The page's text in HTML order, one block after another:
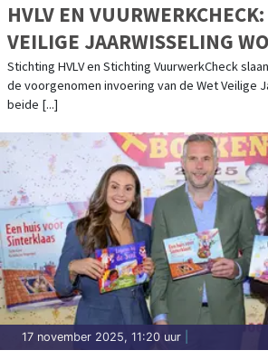
HVLV EN
VEILIGE JAARWISSELING
RECEPT VOOR CHAOS"
Stichting HVLV en Stichting VuurwerkCheck
de voorgenomen invoering van de Wet Veilige
beide [...]
17 november 2025, 11:20 uur